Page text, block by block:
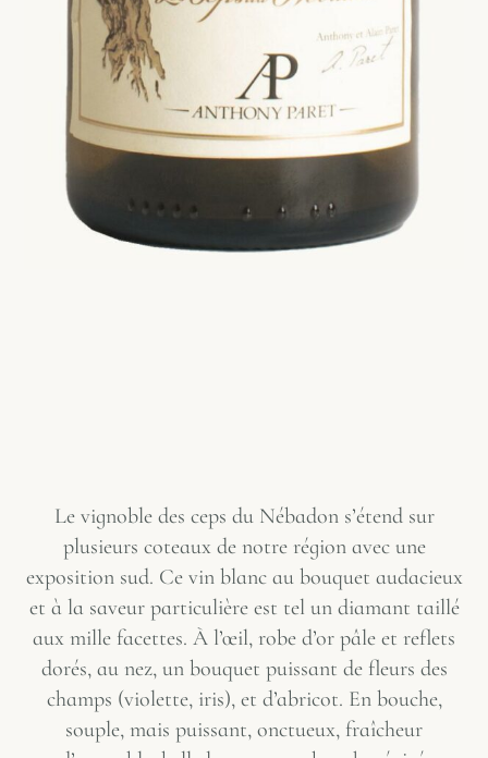
Le vignoble des ceps du Nébadon s’étend sur
plusieurs coteaux de notre région avec une
exposition sud. Ce vin blanc au bouquet audacieux
et à la saveur particulière est tel un diamant taillé
aux mille facettes. À l’œil, robe d’or pâle et reflets
dorés, au nez, un bouquet puissant de fleurs des
champs (violette, iris), et d’abricot. En bouche,
souple, mais puissant, onctueux, fraîcheur